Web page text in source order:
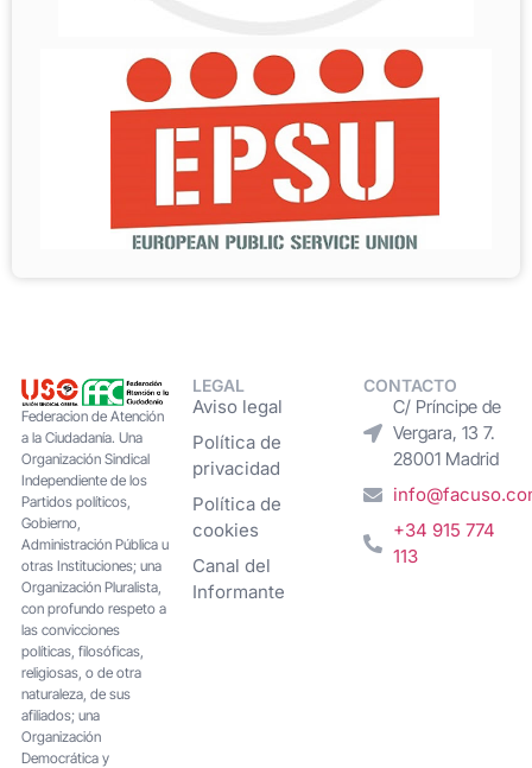
Federacion de Atención
a la Ciudadanía. Una
Organización Sindical
Independiente de los
Partidos políticos,
Gobierno,
Administración Pública u
otras Instituciones; una
Organización Pluralista,
con profundo respeto a
las convicciones
políticas, filosóficas,
religiosas, o de otra
naturaleza, de sus
afiliados; una
Organización
Democrática y
LEGAL
Aviso legal
Política de
privacidad
Política de
cookies
Canal del
Informante
CONTACTO
C/ Príncipe de
Vergara, 13 7.
28001 Madrid
+34 915 774
113